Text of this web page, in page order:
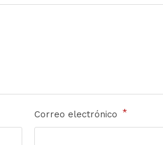
Correo electrónico *